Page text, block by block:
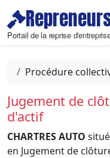
Portail de la reprise
Procédure
Jugement de
d'actif
CHARTRES AUTO
en Jugement de